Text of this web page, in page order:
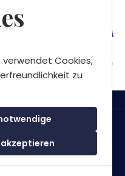
Speedboat Tours
Cookies,
zu